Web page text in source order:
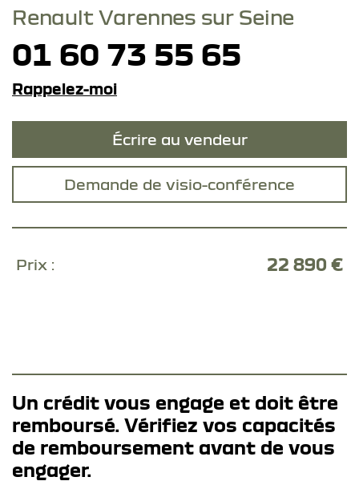
Renault Varennes sur Seine
01 60 73 55 65
Rappelez-moi
Écrire au vendeur
Demande de visio-conférence
Prix : 22 890 €
Un crédit vous engage et doit être
remboursé. Vérifiez vos capacités
de remboursement avant de vous
engager.